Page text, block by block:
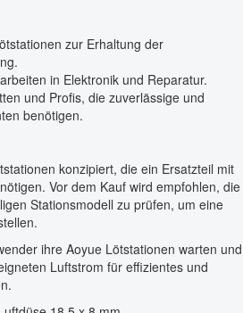
zur Erhaltung der
in Elektronik und Reparatur.
und Profis, die zuverlässige und
benötigen.
konzipiert, die ein Ersatzteil mit
Vor dem Kauf wird empfohlen, die
Stationsmodell zu prüfen, um eine
ihre Aoyue Lötstationen warten und
Luftstrom für effizientes und